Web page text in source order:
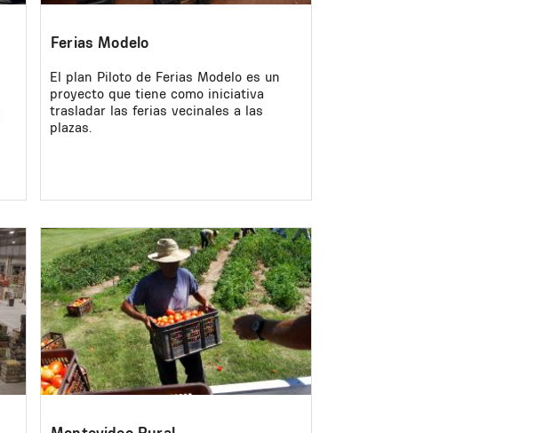
Ferias Modelo
El plan Piloto de Ferias Modelo es un
proyecto que tiene como iniciativa
trasladar las ferias vecinales a las
plazas.
Image